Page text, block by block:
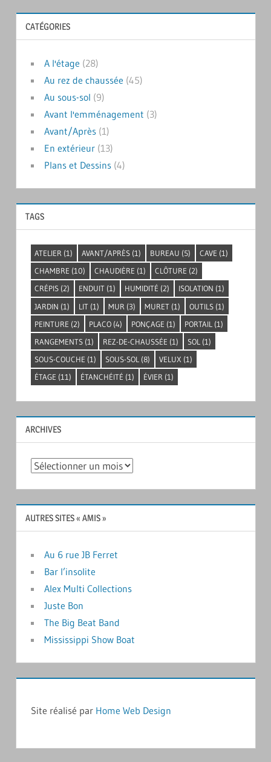
CATÉGORIES
A l'étage (28)
Au rez de chaussée (45)
Au sous-sol (9)
Avant l'emménagement (3)
Avant/Après(1)
En extérieur(13)
Plans et Dessins(4)
TAGS
ATELIER (1) AVANT/APRÈS (1) BUREAU (5) CAVE (1)
CHAMBRE (10) CHAUDIÈRE (1) CLÔTURE (2)
CRÉPIS (2) ENDUIT (1) HUMIDITÉ (2) ISOLATION (1)
JARDIN (1) LIT (1) MUR (3) MURET (1) OUTILS (1)
PEINTURE (2) PLACO (4) PONÇAGE (1) PORTAIL (1)
RANGEMENTS (1) REZ-DE-CHAUSSÉE (1) SOL (1)
SOUS-COUCHE (1) SOUS-SOL (8) VELUX (1)
ÉTAGE (11) ÉTANCHÉITÉ (1) ÉVIER (1)
ARCHIVES
Archives
AUTRES SITES « AMIS »
Au 6 rue JB Ferret
Bar l’insolite
Alex Multi Collections
Juste Bon
The Big Beat Band
Mississippi Show Boat
Site réalisé par Home Web Design